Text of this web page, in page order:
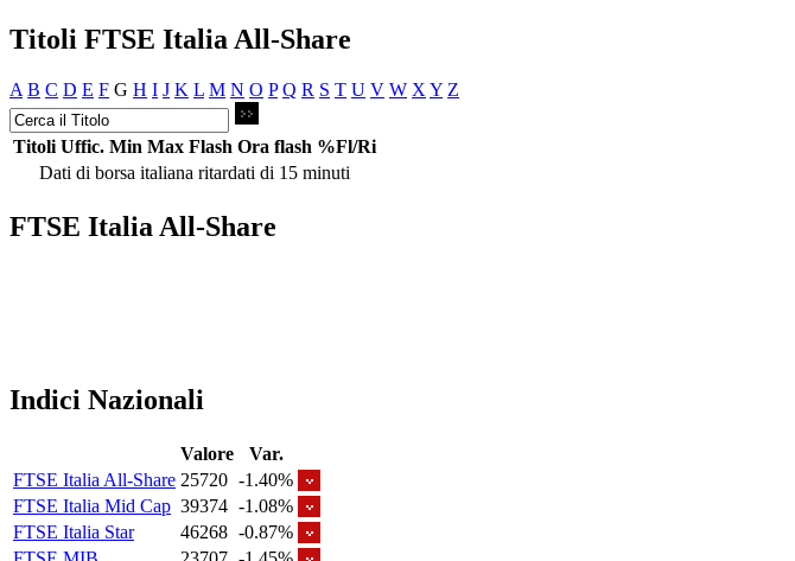
Titoli FTSE Italia All-Share
A B C D E F G H I J K L M N O P Q R S T U V W X Y Z
Titoli Uffic. Min Max Flash Ora flash %Fl/Ri
Dati di borsa italiana ritardati di 15 minuti
FTSE Italia All-Share
Indici Nazionali
Valore
Var.
FTSE Italia All-Share 25720 -1.40%
FTSE Italia Mid Cap 39374 -1.08%
FTSE Italia Star
46268 -0.87%